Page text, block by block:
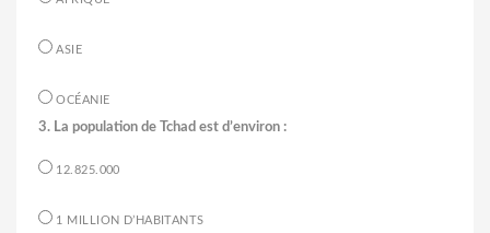
ASIE
OCÉANIE
3. La population de Tchad est d’environ :
12.825.000
1 MILLION D’HABITANTS